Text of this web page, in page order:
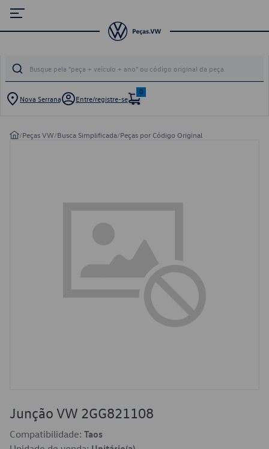
Nova Serrana Entre/registre-se
0
/Peças VW/Busca Simplificada/Peças por Código Original
Junção VW 2GG821108
Compatibilidade: Taos